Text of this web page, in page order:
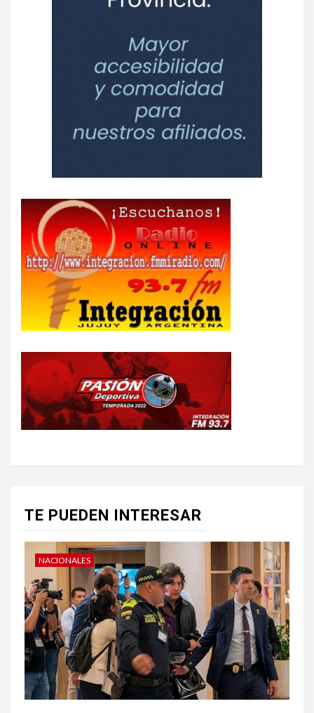
TE PUEDEN INTERESAR
NACIONALES